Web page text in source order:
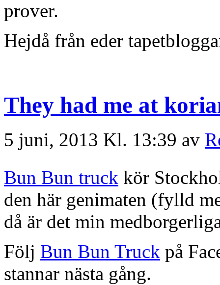
prover.
Hejdå från eder
They had me at
5 juni, 2013 Kl. 13:39 av
Bun Bun truck kör
den här genimaten (fylld
då är det min
Följ Bun Bun Truck på
stannar nästa gång.